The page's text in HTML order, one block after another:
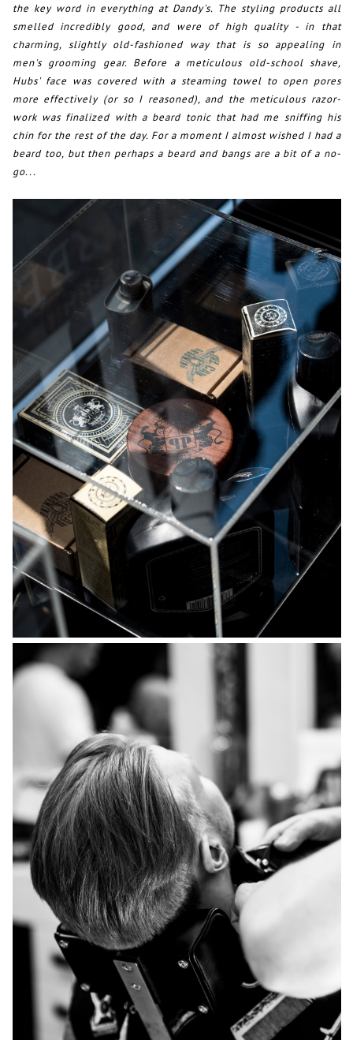
the key word in everything at Dandy's. The styling products all
smelled incredibly good, and were of high quality - in that
charming, slightly old-fashioned way that is so appealing in
men's grooming gear. Before a meticulous old-school shave,
Hubs' face was covered with a steaming towel to open pores
more effectively (or so I reasoned), and the meticulous razor-
work was finalized with a beard tonic that had me sniffing his
chin for the rest of the day. For a moment I almost wished I had a
beard too, but then perhaps a beard and bangs are a bit of a no-
go...